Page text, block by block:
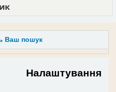
Ваш пошук
Налаштування